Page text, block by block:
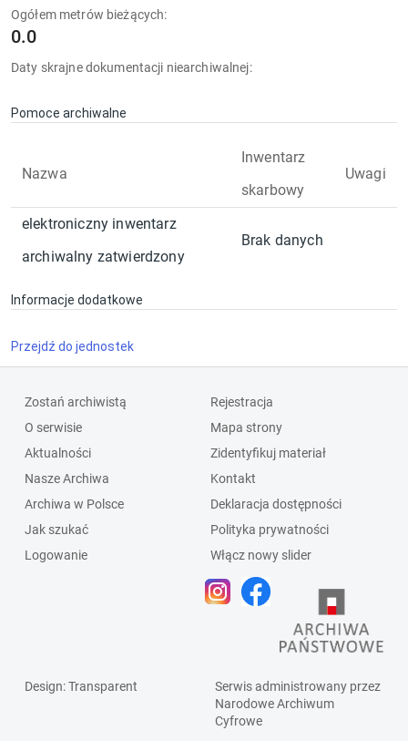
Ogółem metrów bieżących:
0.0
Daty skrajne dokumentacji niearchiwalnej:
Pomoce archiwalne
Nazwa
Inwentarz
skarbowy
Uwagi
elektroniczny inwentarz
archiwalny zatwierdzony
Brak danych
Informacje dodatkowe
Przejdź do jednostek
Zostań archiwistą
O serwisie
Aktualności
Nasze Archiwa
Archiwa w Polsce
Jak szukać
Logowanie
Rejestracja
Mapa strony
Zidentyfikuj materiał
Kontakt
Deklaracja dostępności
Polityka prywatności
Włącz nowy slider
Design: Transparent
Serwis administrowany przez
Narodowe Archiwum
Cyfrowe